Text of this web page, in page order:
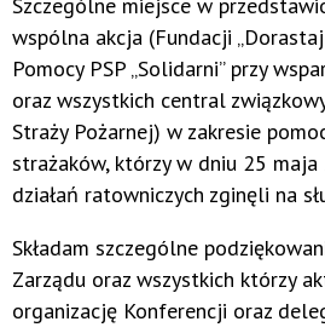
Szczególne miejsce w
wspólna akcja (Fundacji
Pomocy PSP „Solidarni” przy
oraz wszystkich central
Straży Pożarnej) w zakresie
strażaków, którzy w dniu 25
działań ratowniczych zginęli na
Składam szczególne
Zarządu oraz wszystkich którzy
organizację Konferencji oraz